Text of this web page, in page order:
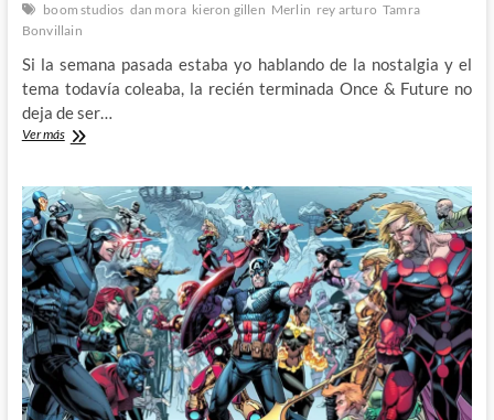
boom studios dan mora kieron gillen Merlin rey arturo Tamra
Bonvillain
Si la semana pasada estaba yo hablando de la nostalgia y el
tema todavía coleaba, la recién terminada Once & Future no
deja de ser…
Ver másKieron
Dan
Mora
ponen
fin
a
su
ciclo
artúrico:
Once
&
Future